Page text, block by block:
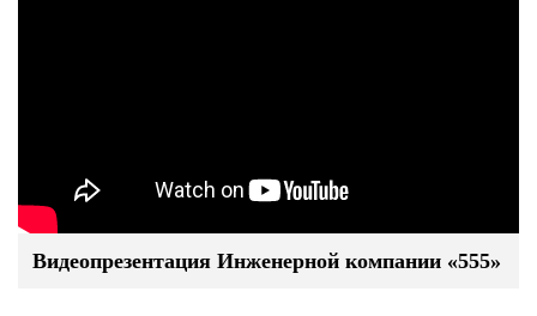
Видеопрезентация Инженерной компании «555»